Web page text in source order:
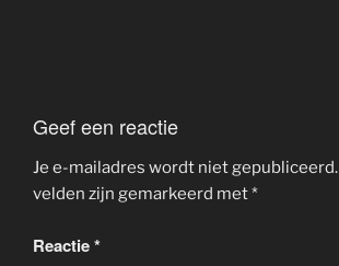
Geef een reactie
Je e-mailadres wordt niet gepubliceerd.
velden zijn gemarkeerd met*
Reactie*